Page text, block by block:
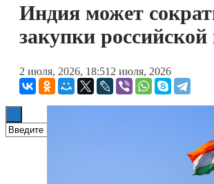
Технологии
Книги
Индия может
закупки
2 июля, 2026, 18:51 2 июля, 2026